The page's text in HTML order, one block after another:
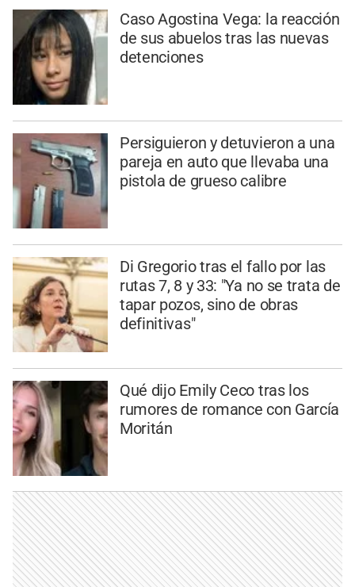
Caso Agostina Vega: la reacción
de sus abuelos tras las nuevas
detenciones
Persiguieron y detuvieron a una
pareja en auto que llevaba una
pistola de grueso calibre
Di Gregorio tras el fallo por las
rutas 7, 8 y 33: "Ya no se trata de
tapar pozos, sino de obras
definitivas"
Qué dijo Emily Ceco tras los
rumores de romance con García
Moritán